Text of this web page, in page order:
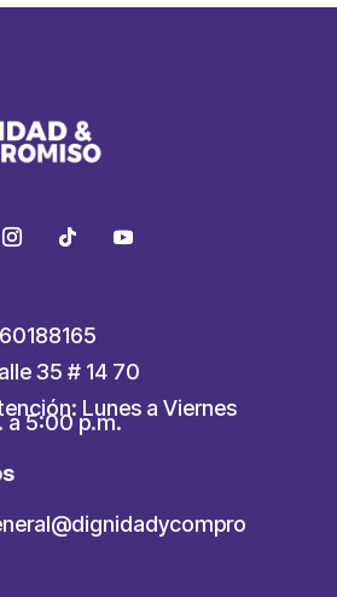
35 # 14 70
Lunes a Viernes
a 5:00 p.m.